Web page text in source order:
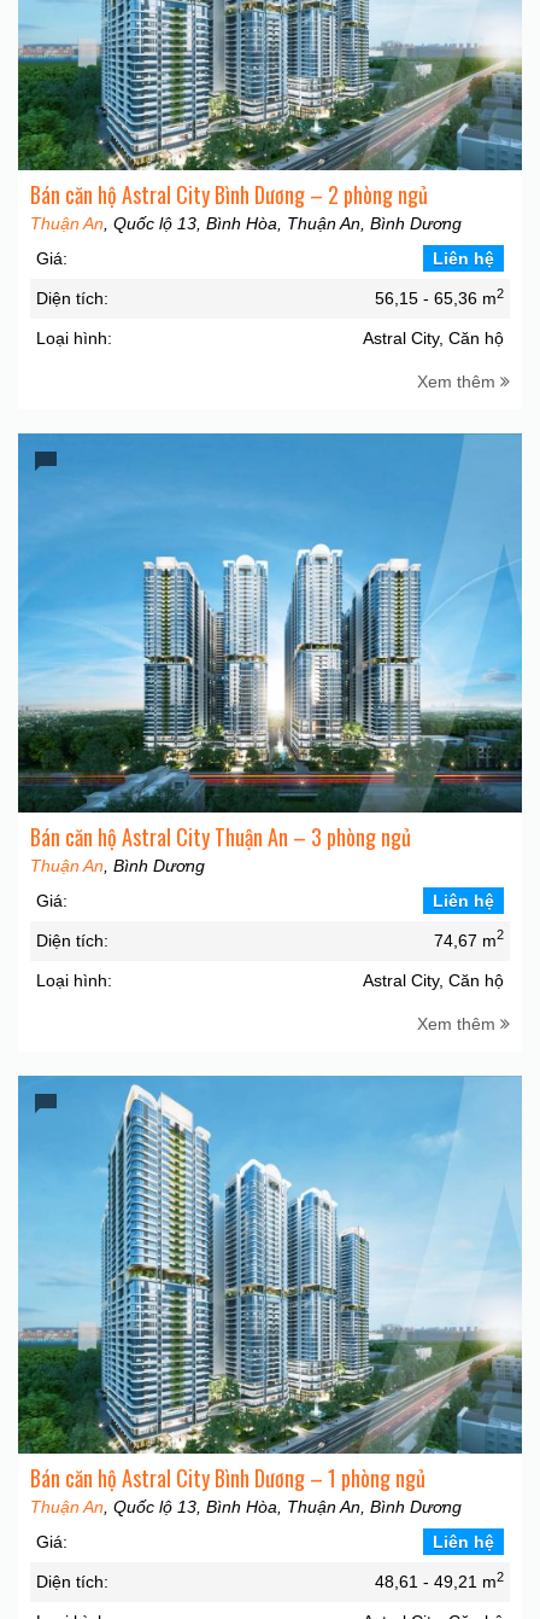
Bán căn hộ Astral City Bình Dương – 2 phòng ngủ
Thuận An , Quốc lộ 13, Bình Hòa, Thuận An, Bình Dương
Giá:
Liên hệ
Diện tích: 56,15 - 65,36 m2
Loại hình: Astral City, Căn hộ
Xem thêm
Bán căn hộ Astral City Thuận An – 3 phòng ngủ
Thuận An , Bình Dương
Giá:
Liên hệ
Diện tích: 74,67 m2
Loại hình: Astral City, Căn hộ
Xem thêm
Bán căn hộ Astral City Bình Dương – 1 phòng ngủ
Thuận An , Quốc lộ 13, Bình Hòa, Thuận An, Bình Dương
Giá:
Liên hệ
Diện tích: 48,61 - 49,21 m2